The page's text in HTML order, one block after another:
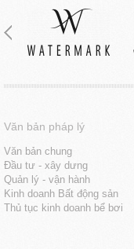
Văn bản pháp lý
Văn bản chung
Đầu tư - xây dưng
Quản lý - vận hành
Kinh doanh Bất động sản
Thủ tục kinh doanh bể bơi